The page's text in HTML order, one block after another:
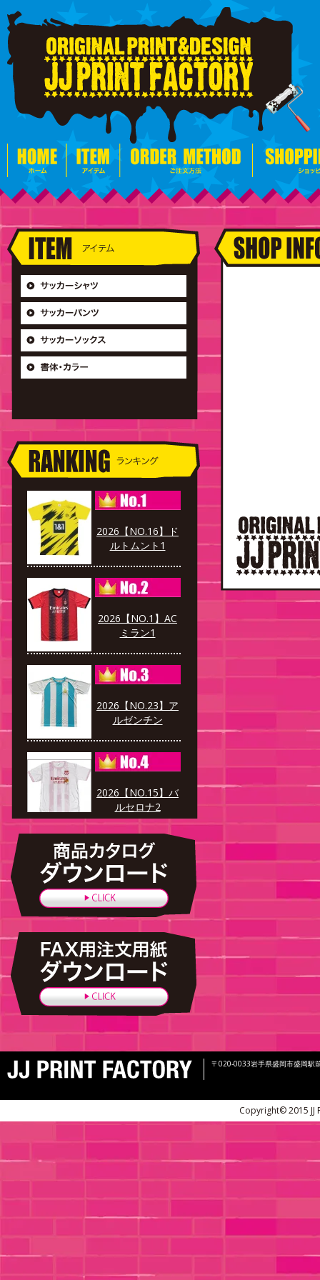
2026【NO.16】ド
ルトムント1
2026【NO.1】AC
ミラン1
2026【NO.23】ア
ルゼンチン
2026【NO.15】バ
ルセロナ2
2026【V9】迷彩レ
ッド×ブラック
〒020-0033岩手県盛岡市盛岡駅
Copyright© 2015 JJ